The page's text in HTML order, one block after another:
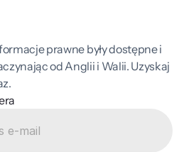
prawne były dostępne i
od Anglii i Walii. Uzyskaj